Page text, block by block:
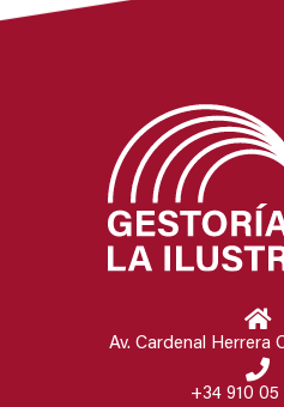
Av. Cardenal Herrera
+34 910 05